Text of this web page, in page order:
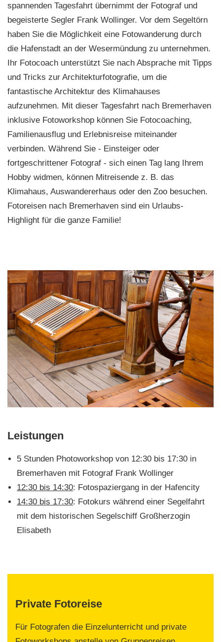
spannenden Tagesfahrt übernimmt der Fotograf und
begeisterte Segler Frank Wollinger. Vor dem Segeltörn
haben Sie die Möglichkeit eine Fotowanderung durch
die Hafenstadt an der Wesermündung zu unternehmen.
Ihr Fotocoach unterstützt Sie nach Absprache mit Tipps
und Tricks zur Architekturfotografie, um die
fantastische Architektur des Klimahauses
aufzunehmen. Mit dieser Tagesfahrt nach Bremerhaven
inklusive Fotoworkshop können Sie Fotocoaching,
Familienausflug und Erlebnisreise miteinander
verbinden. Während Sie - Einsteiger oder
fortgeschrittener Fotograf - sich einen Tag lang Ihrem
Hobby widmen, können Mitreisende z. B. das
Klimahaus, Auswandererhaus oder den Zoo besuchen.
Fotoreisen nach Bremerhaven sind ein Urlaubs-
Highlight für die ganze Familie!
Leistungen
5 Stunden Photoworkshop von 12:30 bis 17:30 in
Bremerhaven mit Fotograf Frank Wollinger
12:30 bis 14:30: Fotospaziergang in der Hafencity
14:30 bis 17:30: Fotokurs während einer Segelfahrt
mit dem historischen Segelschiff Großherzogin
Elisabeth
Private Fotoreise
Für Fotografen die Einzelunterricht und private